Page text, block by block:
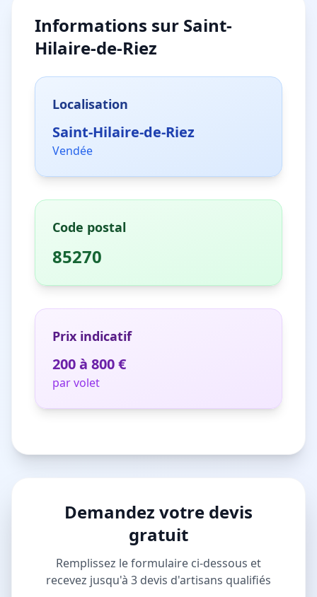
Informations sur Saint-
Hilaire-de-Riez
Localisation
Saint-Hilaire-de-Riez
Vendée
Code postal
85270
Prix indicatif
200 à 800 €
par volet
Demandez votre devis
gratuit
Remplissez le formulaire ci-dessous et
recevez jusqu'à 3 devis d'artisans qualifiés